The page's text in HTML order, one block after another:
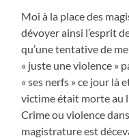
Moi à la place des
dévoyer ainsi l’esprit
qu’une tentative de
« juste une violence »
« ses nerfs » ce jour là
victime était morte au
Crime ou violence
magistrature est